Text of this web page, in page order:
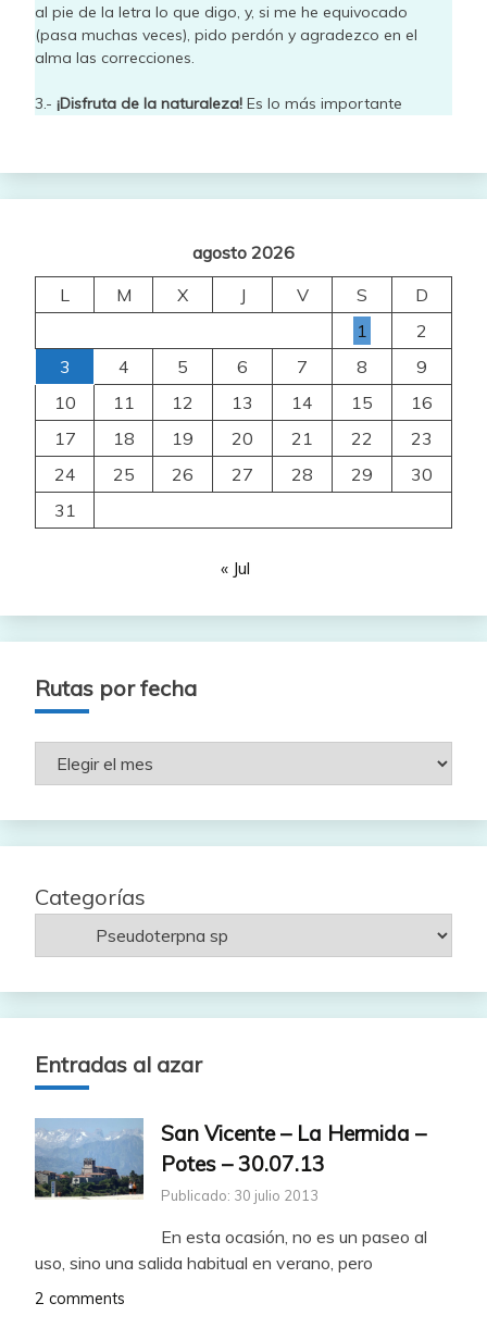
al pie de la letra lo que digo, y, si me he equivocado
(pasa muchas veces), pido perdón y agradezco en el
alma las correcciones.
3.- ¡Disfruta de la naturaleza! Es lo más importante
agosto 2026
L
M X J V S
D
1
2
3
4 5 6 7 8
9
10
11 12 13 14 15
16
17
18 19 20 21 22
23
24
25 26 27 28 29
30
31
« Jul
Rutas por fecha
Rutas
Categorías
Entradas al azar
San Vicente – La Hermida –
Potes – 30.07.13
Publicado: 30 julio 2013
En esta ocasión, no es un paseo al
uso, sino una salida habitual en verano, pero
2 comments